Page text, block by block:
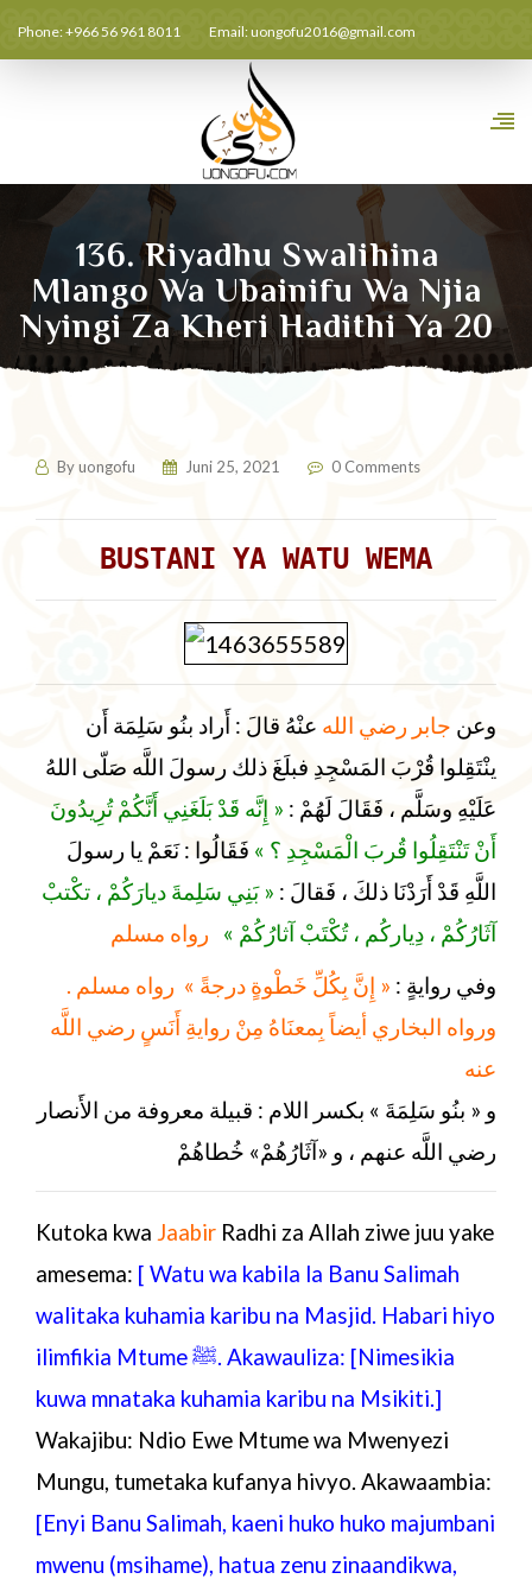
Phone: +966 56 961 8011 Email:uongofu2016@gmail.com
136. Riyadhu Swalihina
Mlango Wa Ubainifu Wa Njia
Nyingi Za Kheri Hadithi Ya 20
Byuongofu Juni 25, 2021 0 Comments
BUSTANI YA WATU WEMA
وعن جابر رضي الله عنْهُ قالَ : أَراد بنُو سَلِمَة أَن
ينْتَقِلوا قُرْبَ المَسْجِدِ فبلَغَ ذلك رسولَ اللَّه صَلّى اللهُ
عَلَيْهِ وسَلَّم ، فَقَالَ لَهُمْ : « إِنَّه قَدْ بَلَغَنِي أَنَّكُمْ تُرِيدُونَ
أَنْ تَنْتَقِلُوا قُربَ الْمَسْجِدِ ؟ » فَقَالُوا : نَعَمْ يا رسولَ
اللَّهِ قَدْ أَرَدْنَا ذلكَ ، فَقالَ : « بَنِي سَلِمةَ ديارَكُمْ ، تكْتبْ
آثَارُكُمْ ، دِياركُم ، تُكْتَبْ آثارُكُمْ »
رواه مسلم
وفي روايةٍ : « إِنَّ بِكُلِّ خَطْوةٍ درجةً » رواه مسلم .
ورواه البخاري أيضاً بِمعنَاهُ مِنْ روايةِ أَنَسٍ رضي اللَّه
عنه
و « بنُو سَلِمَةَ » بكسر اللام : قبيلة معروفة من الأَنصار
رضي اللَّه عنهم ، و «آثَارُهُمْ» خُطاهُمْ
Kutoka kwa Jaabir Radhi za Allah ziwe juu yake
amesema: [ Watu wa kabila la Banu Salimah
walitaka kuhamia karibu na Masjid. Habari hiyo
ilimfikia Mtume ﷺ. Akawauliza: [Nimesikia
kuwa mnataka kuhamia karibu na Msikiti.]
Wakajibu: Ndio Ewe Mtume wa Mwenyezi
Mungu, tumetaka kufanya hivyo. Akawaambia:
[Enyi Banu Salimah, kaeni huko huko majumbani
mwenu (msihame), hatua zenu zinaandikwa,